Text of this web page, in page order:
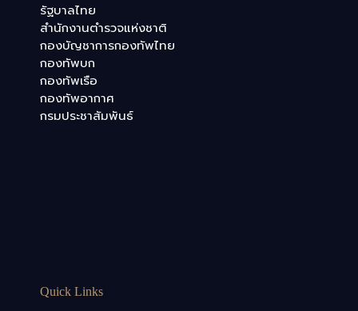
รัฐบาลไทย
สำนักงานตำรวจแห่งชาติ
กองบัญชาการกองทัพไทย
กองทัพบก
กองทัพเรือ
กองทัพอากาศ
กรมประชาสัมพันธ์
Quick Links